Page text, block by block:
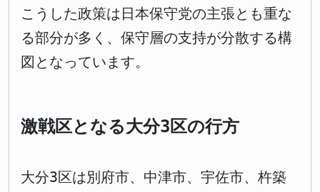
こうした政策は日本保守党の主張とも重な
る部分が多く、保守層の支持が分散する構
図となっています。
激戦区となる大分3区の行方
大分3区は別府市、中津市、宇佐市、杵築